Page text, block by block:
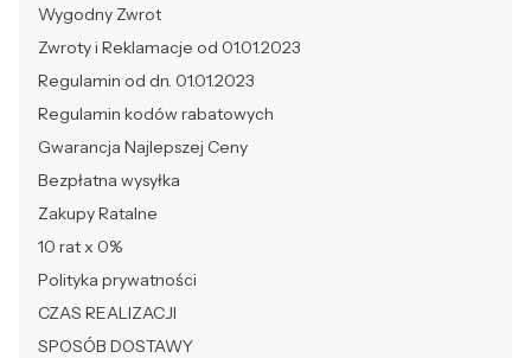
Wygodny Zwrot
Zwroty i Reklamacje od 01.01.2023
Regulamin od dn. 01.01.2023
Regulamin kodów rabatowych
Gwarancja Najlepszej Ceny
Bezpłatna wysyłka
Zakupy Ratalne
10 rat x 0%
Polityka prywatności
CZAS REALIZACJI
SPOSÓB DOSTAWY